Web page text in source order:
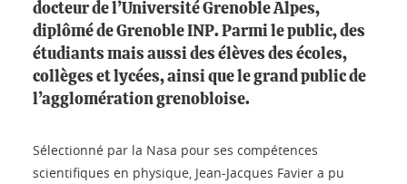
docteur de l’Université Grenoble Alpes,
diplômé de Grenoble INP. Parmi le public, des
étudiants mais aussi des élèves des écoles,
collèges et lycées, ainsi que le grand public de
l’agglomération grenobloise.
Sélectionné par la Nasa pour ses compétences
scientifiques en physique, Jean-Jacques Favier a pu